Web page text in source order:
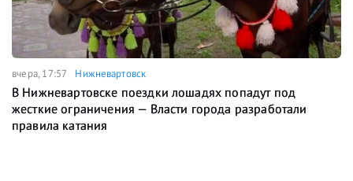
вчера, 17:57 Нижневартовск
В Нижневартовске поездки лошадях попадут под
жесткие ограничения — Власти города разработали
правила катания